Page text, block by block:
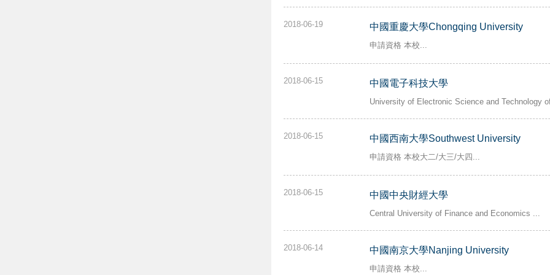
2018-06-19 中國重慶大學Chongqing University
申請資格 本校...
2018-06-15 中國電子科技大學
University of Electronic Science and Technology
2018-06-15 中國西南大學Southwest University
申請資格 本校大二/大三/大四...
2018-06-15 中國中央財經大學
Central University of Finance and Economics ...
2018-06-14 中國南京大學Nanjing University
申請資格 本校...